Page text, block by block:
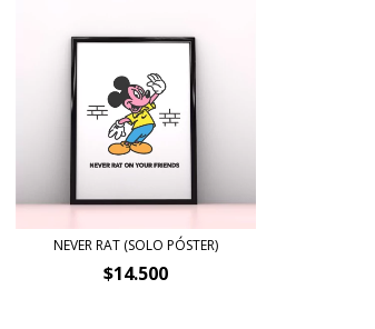
NEVER RAT (SOLO PÓSTER)
$14.500